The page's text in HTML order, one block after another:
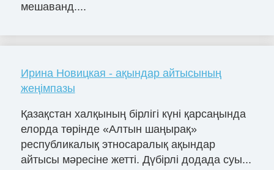
мешаванд....
Ирина Новицкая - ақындар айтысының
жеңімпазы
Қазақстан халқының бірлігі күні қарсаңында
елорда төрінде «Алтын шаңырақ»
республикалық этносаралық ақындар
айтысы мәресіне жетті. Дүбірлі додада суы...